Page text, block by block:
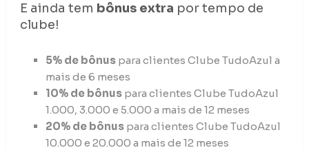
E ainda tem bônus extra por tempo de
clube!
5% de bônus para clientes Clube TudoAzul a
mais de 6 meses
10% de bônus para clientes Clube TudoAzul
1.000, 3.000 e 5.000 a mais de 12 meses
20% de bônus para clientes Clube TudoAzul
10.000 e 20.000 a mais de 12 meses